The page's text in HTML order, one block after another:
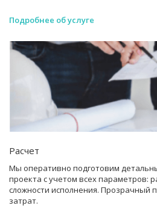
Подробнее об услуге
Расчет
Мы оперативно подготовим
проекта с учетом всех параметров:
сложности исполнения. Прозрачный
затрат.